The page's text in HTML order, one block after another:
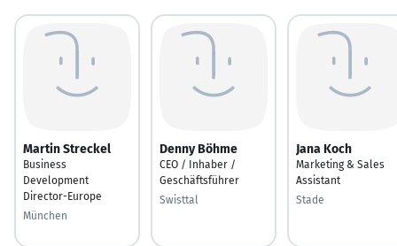
Martin Streckel
Business
Development
Director-Europe
München
Denny Böhme
CEO / Inhaber /
Geschäftsführer
Swisttal
Jana Koch
Marketing & Sales
Assistant
Stade